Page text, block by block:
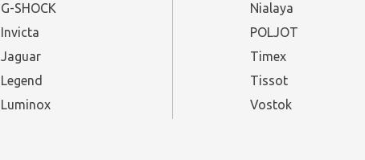
G-SHOCK
Invicta
Jaguar
Legend
Luminox
Nialaya
POLJOT
Timex
Tissot
Vostok